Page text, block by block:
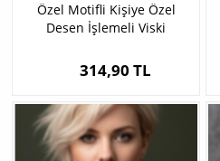
Özel Motifli Kişiye Özel
Desen İşlemeli Viski
314,90 TL